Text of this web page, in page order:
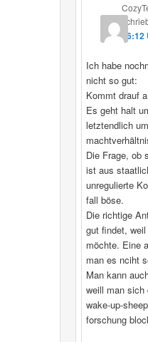
16:12
Ich habe
nicht so gut:
Kommt drauf
Es geht halt
letztendlich
Die Frage, ob
ist aus
unregulierte
fall böse.
Die richtige
gut findet,
möchte. Eine
man es nciht
Man kann
weill man sich
wake-up-
forschung